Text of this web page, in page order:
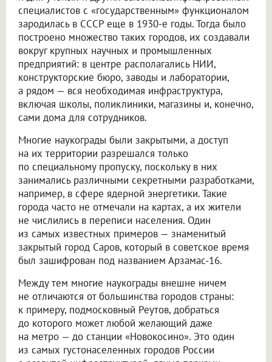
специалистов с «государственным» функционалом
зародилась в СССР еще в 1930-е годы. Тогда было
построено множество таких городов, их создавали
вокруг крупных научных и промышленных
предприятий: в центре располагались НИИ,
конструкторские бюро, заводы и лаборатории,
а рядом — вся необходимая инфраструктура,
включая школы, поликлиники, магазины и, конечно,
сами дома для сотрудников.
Многие наукограды были закрытыми, а доступ
на их территории разрешался только
по специальному пропуску, поскольку в них
занимались различными секретными разработками,
например, в сфере ядерной энергетики. Такие
города часто не отмечали на картах, а их жители
не числились в переписи населения. Один
из самых известных примеров — знаменитый
закрытый город Саров, который в советское время
был зашифрован под названием Арзамас-16.
Между тем многие наукограды внешне ничем
не отличаются от большинства городов страны:
к примеру, подмосковный Реутов, добраться
до которого может любой желающий даже
на метро — до станции «Новокосино». Это один
из самых густонаселенных городов России